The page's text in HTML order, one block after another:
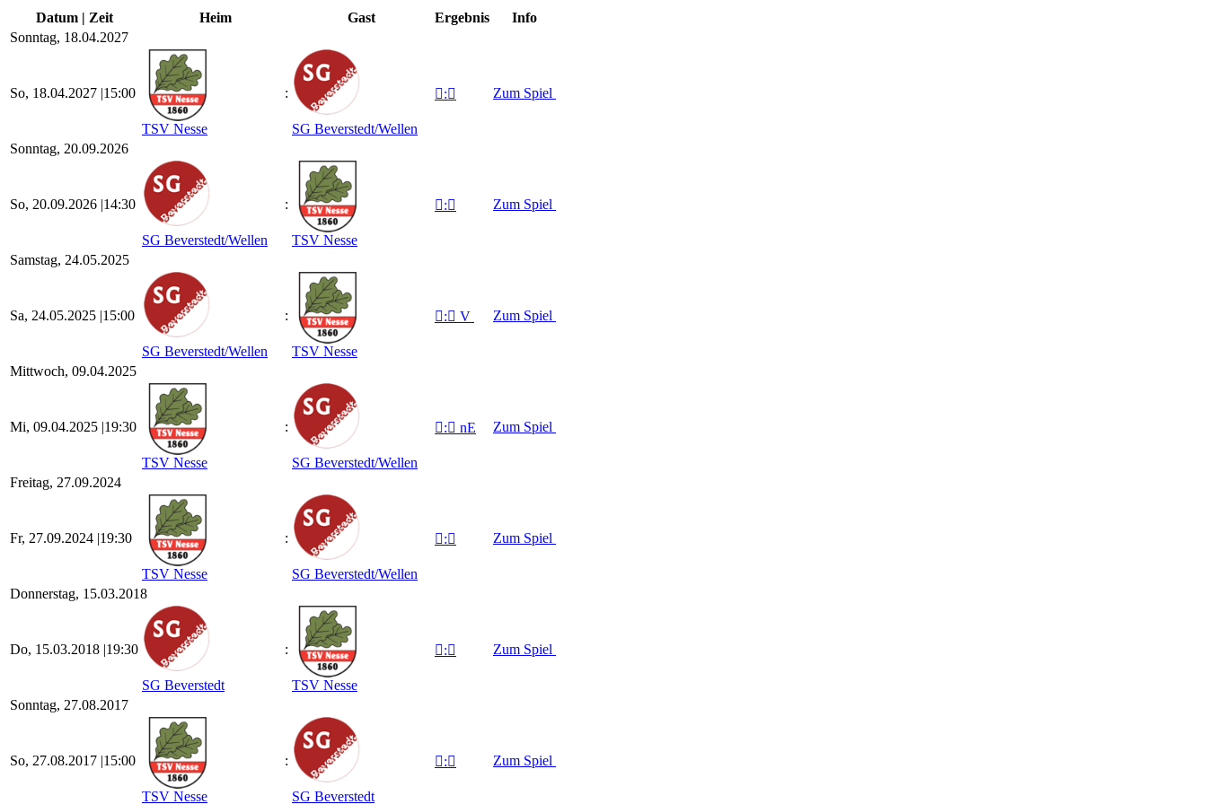
Datum | Zeit Heim Gast Ergebnis
Info
Sonntag, 18.04.2027
So, 18.04.2027 |15:00
TSV Nesse
:
SG Beverstedt/​Wellen
: Zum Spiel
Sonntag, 20.09.2026
So, 20.09.2026 |14:30
SG Beverstedt/​Wellen
:
TSV Nesse
: Zum Spiel
Samstag, 24.05.2025
Sa, 24.05.2025 |15:00
SG Beverstedt/​Wellen
:
TSV Nesse
: V Zum Spiel
Mittwoch, 09.04.2025
Mi, 09.04.2025 |19:30
TSV Nesse
:
SG Beverstedt/​Wellen
: nE Zum Spiel
Freitag, 27.09.2024
Fr, 27.09.2024 |19:30
TSV Nesse
:
SG Beverstedt/​Wellen
: Zum Spiel
Donnerstag, 15.03.2018
Do, 15.03.2018 |19:30
SG Beverstedt
:
TSV Nesse
: Zum Spiel
Sonntag, 27.08.2017
So, 27.08.2017 |15:00
TSV Nesse
:
SG Beverstedt
: Zum Spiel